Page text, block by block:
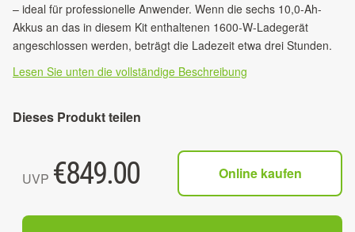
– ideal für professionelle Anwender. Wenn die sechs 10,0-Ah-
Akkus an das in diesem Kit enthaltenen 1600-W-Ladegerät
angeschlossen werden, beträgt die Ladezeit etwa drei Stunden.
Lesen Sie unten die vollständige Beschreibung
Dieses Produkt teilen
UVP €849.00 Online kaufen